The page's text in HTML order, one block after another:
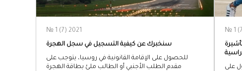
№ 1 (7) 2021
سنخبرك عن كيفية التسجيل في سجل الهجرة
للحصول على الإقامة القانونية في روسيا، يتوجب على
مقدم الطلب الأجنبي أو الطالب ملئ بطاقة الهجرة
№ 1
على